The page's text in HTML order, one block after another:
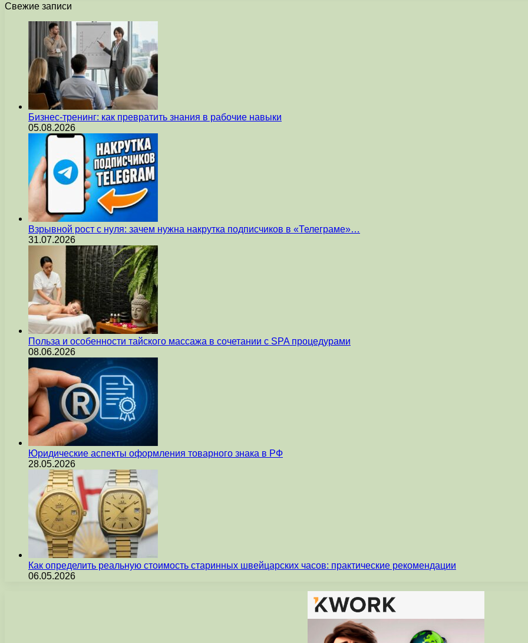
Свежие записи
Бизнес-тренинг: как превратить знания в рабочие навыки
05.08.2026
Взрывной рост с нуля: зачем нужна накрутка подписчиков в «Телеграме»…
31.07.2026
Польза и особенности тайского массажа в сочетании с SPA процедурами
08.06.2026
Юридические аспекты оформления товарного знака в РФ
28.05.2026
Как определить реальную стоимость старинных швейцарских часов: практические рекомендации
06.05.2026